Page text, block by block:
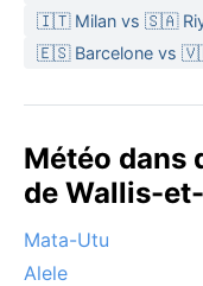
🇮🇹 Milan vs 🇸🇦
🇪🇸 Barcelone vs
Météo dans
de Wallis-
Mata-Utu
Alele